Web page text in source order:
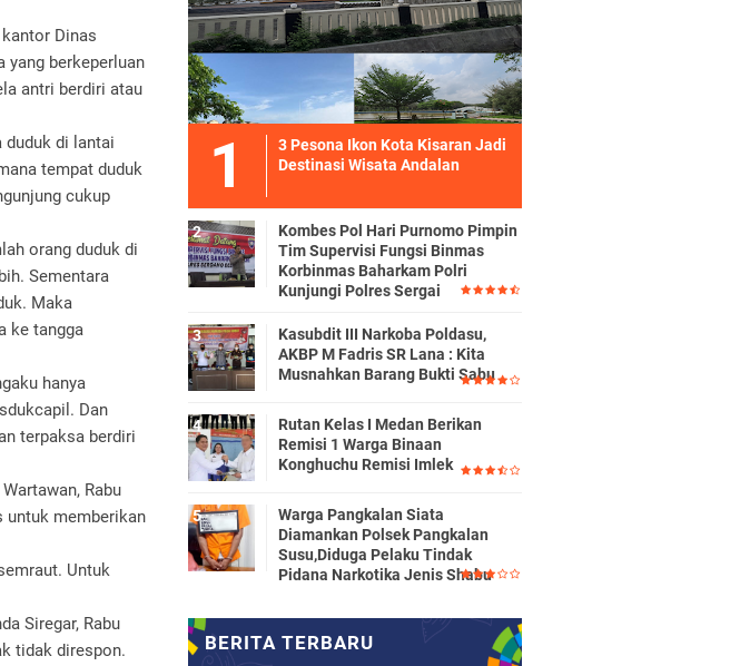
Dinas
yang berkeperluan
antri berdiri atau
duduk di lantai
tempat duduk
cukup
orang duduk di
Sementara
Maka
ke tangga
hanya
Dan
terpaksa berdiri
Rabu
untuk memberikan
Untuk
Siregar, Rabu
tidak direspon.
3 Pesona Ikon Kota Kisaran Jadi
Destinasi Wisata Andalan
Kombes Pol Hari Purnomo Pimpin
Tim Supervisi Fungsi Binmas
Korbinmas Baharkam Polri
Kunjungi Polres Sergai
Kasubdit III Narkoba Poldasu,
AKBP M Fadris SR Lana : Kita
Musnahkan Barang Bukti Sabu
Rutan Kelas I Medan Berikan
Remisi 1 Warga Binaan
Konghuchu Remisi Imlek
Warga Pangkalan Siata
Diamankan Polsek Pangkalan
Susu,Diduga Pelaku Tindak
Pidana Narkotika Jenis Shabu